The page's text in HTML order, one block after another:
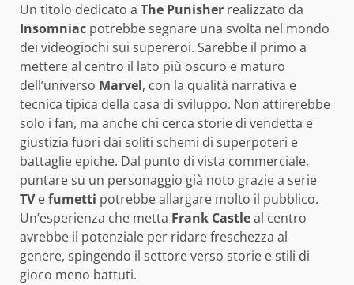
Un titolo dedicato a The Punisher realizzato da
Insomniac potrebbe segnare una svolta nel mondo
dei videogiochi sui supereroi. Sarebbe il primo a
mettere al centro il lato più oscuro e maturo
dell’universo Marvel, con la qualità narrativa e
tecnica tipica della casa di sviluppo. Non attirerebbe
solo i fan, ma anche chi cerca storie di vendetta e
giustizia fuori dai soliti schemi di superpoteri e
battaglie epiche. Dal punto di vista commerciale,
puntare su un personaggio già noto grazie a serie
TVefumetti potrebbe allargare molto il pubblico.
Un’esperienza che metta Frank Castleal centro
avrebbe il potenziale per ridare freschezza al
genere, spingendo il settore verso storie e stili di
gioco meno battuti.